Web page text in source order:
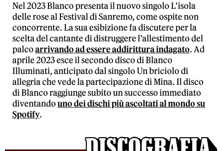
Nel 2023 Blanco presenta il nuovo singolo L’isola
delle rose al Festival di Sanremo, come ospite non
concorrente. La sua esibizione fa discutere per la
scelta del cantante di distruggere l’allestimento del
palcoarrivando ad essere addirittura indagato. Ad
aprile 2023 esce il secondo disco di Blanco
Illuminati, anticipato dal singolo Un briciolo di
allegria che vede la partecipazione di Mina. Il disco
di Blanco raggiunge subito un successo immediato
diventandouno dei dischi più ascoltati al mondo su
Spotify.